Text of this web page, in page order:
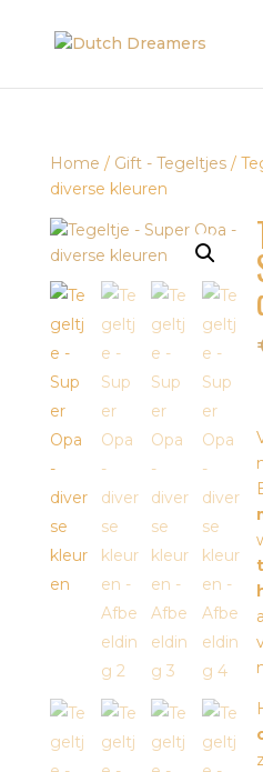
Home / Gift - Tegeltjes/
diverse kleuren